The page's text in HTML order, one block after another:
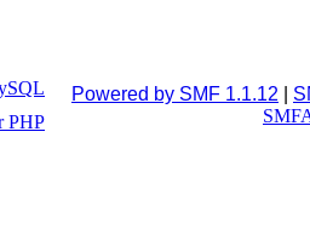
Powered by SMF 1.1.12